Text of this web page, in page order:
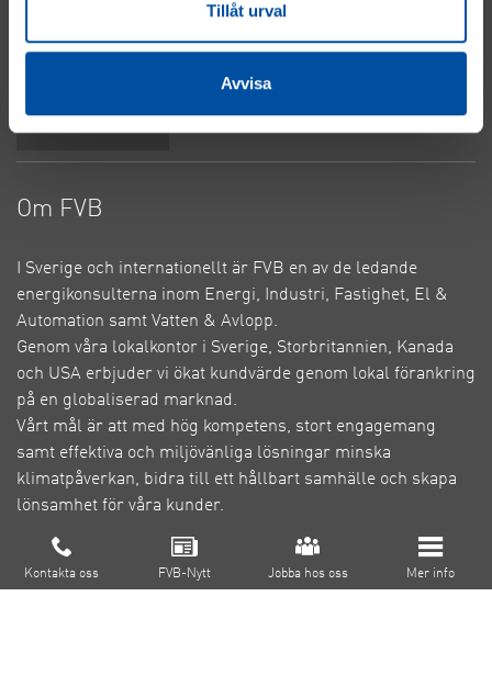
Tillåt urval
Avvisa
Om FVB
Kontakta oss FVB-Nytt Jobba hos oss Mer info
Integritetspolicy
Om FVB
I Sverige och internationellt är FVB en av de ledande
energikonsulterna inom Energi, Industri, Fastighet, El &
Automation samt Vatten & Avlopp.
Genom våra lokalkontor i Sverige, Storbritannien, Kanada
och USA erbjuder vi ökat kundvärde genom lokal förankring
på en globaliserad marknad.
Vårt mål är att med hög kompetens, stort engagemang
samt effektiva och miljövänliga lösningar minska
klimatpåverkan, bidra till ett hållbart samhälle och skapa
lönsamhet för våra kunder.
Cookie inställningar